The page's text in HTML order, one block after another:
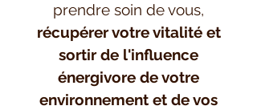
prendre soin de vous,
récupérer votre vitalité et
sortir de l'influence
énergivore de votre
environnement et de vos